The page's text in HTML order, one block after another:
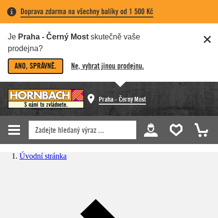
Doprava zdarma na všechny balíky od 1 500 Kč
Je Praha - Černý Most skutečně vaše
prodejna?
ANO, SPRÁVNĚ. Ne, vybrat jinou prodejnu.
Praha - Černý Most
Úvodní stránka